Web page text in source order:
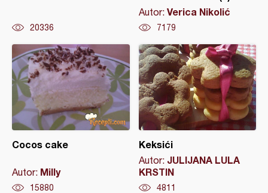
20336
Autor: Verica Nikolić
7179
Cocos cake
Autor: Milly
15880
Keksići
Autor: JULIJANA LULA
KRSTIN
4811